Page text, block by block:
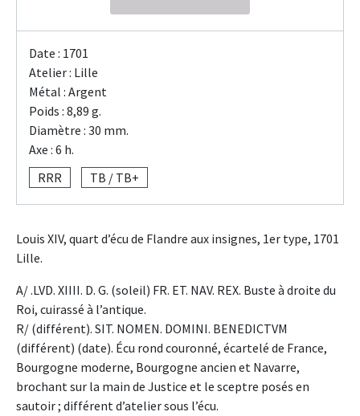
Date : 1701
Atelier : Lille
Métal : Argent
Poids : 8,89 g.
Diamètre : 30 mm.
Axe : 6 h.
RRR
TB / TB+
Louis XIV, quart d’écu de Flandre aux insignes, 1er type, 1701
Lille.
A/ .LVD. XIIII. D. G. (soleil) FR. ET. NAV. REX. Buste à droite du
Roi, cuirassé à l’antique.
R/ (différent). SIT. NOMEN. DOMINI. BENEDICTVM
(différent) (date). Écu rond couronné, écartelé de France,
Bourgogne moderne, Bourgogne ancien et Navarre,
brochant sur la main de Justice et le sceptre posés en
sautoir ; différent d’atelier sous l’écu.